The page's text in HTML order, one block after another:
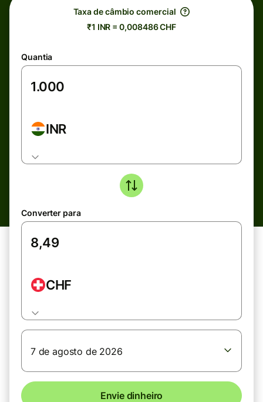
Taxa de câmbio comercial
₹1 INR = 0,008486 CHF
Quantia
INR
Converter para
CHF
7 de agosto de 2026
Envie dinheiro